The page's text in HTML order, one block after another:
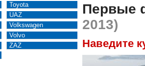
Toyota
UAZ
Volkswagen
Volvo
ZAZ
Первые
2013)
Наведите